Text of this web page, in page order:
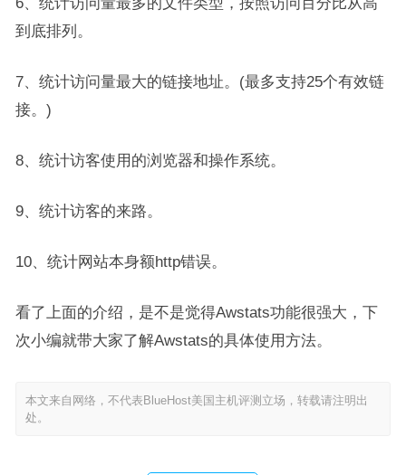
到底排列。
7、统计访问量最大的链接地址。(最多支持25个有效链
接。)
8、统计访客使用的浏览器和操作系统。
9、统计访客的来路。
10、统计网站本身额http错误。
看了上面的介绍，是不是觉得Awstats功能很强大，下
次小编就带大家了解Awstats的具体使用方法。
本文来自网络，不代表BlueHost美国主机评测立场，转载请注明出
处。